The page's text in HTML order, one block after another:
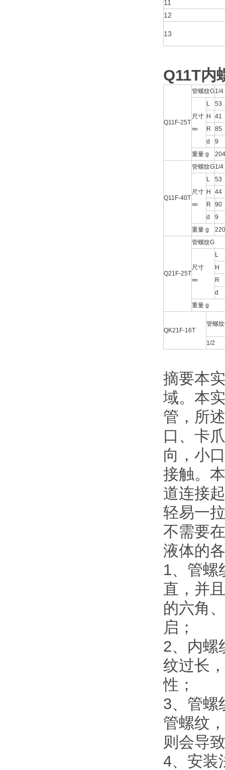
11
12
13
Q11T内
Q11F-25T
管螺纹G1/4
尺寸
㎜
L
53
H
41
R
85
d
9
重量 g
204
Q11F-40T
管螺纹G1/4
尺寸
㎜
L
53
H
44
R
90
d
9
重量 g
220
Q21F-25T
管螺纹G
尺寸
㎜
L
H
R
d
重量 g
QK21F-16T
管螺
1/2
摘要本
域。本
管，所
口、卡
向，小
接触。
道连接
轻易一
不需要
液体的
1、管螺
直，并
的六角
启；
2、内螺
纹过长
性；
3、管螺
管螺纹
则会导
4、安装